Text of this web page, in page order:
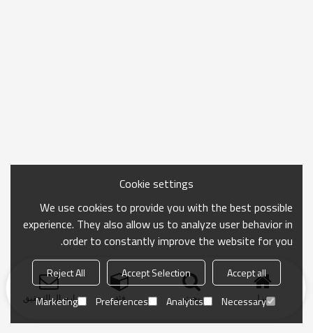
منزل بحث فئة ارسال التحقيق
Cookie settings
We use cookies to provide you with the best possible
experience. They also allow us to analyze user behavior in
order to constantly improve the website for you.
Accept all
Accept Selection
Reject All
Necessary
Analytics
Preferences
Marketing